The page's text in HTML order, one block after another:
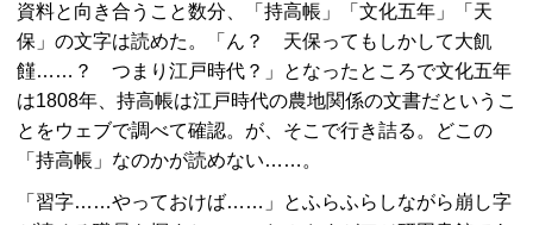
資料と向き合うこと数分、「持高帳」「文化五年」「天
保」の文字は読めた。「ん？ 天保ってもしかして大飢
饉……？ つまり江戸時代？」となったところで文化五年
は1808年、持高帳は江戸時代の農地関係の文書だというこ
とをウェブで調べて確認。が、そこで行き詰る。どこの
「持高帳」なのかが読めない……。
「習字……やっておけば……」とふらふらしながら崩し字